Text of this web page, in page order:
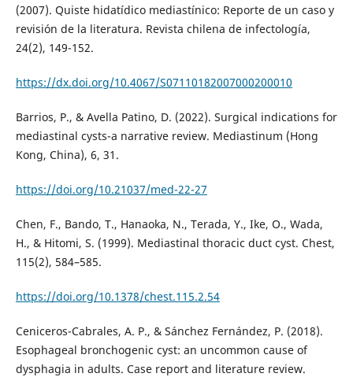
(2007). Quiste hidatídico mediastínico: Reporte de un caso y
revisión de la literatura. Revista chilena de infectología,
24(2), 149-152.
https://dx.doi.org/10.4067/S07110182007000200010
Barrios, P., & Avella Patino, D. (2022). Surgical indications for
mediastinal cysts-a narrative review. Mediastinum (Hong
Kong, China), 6, 31.
https://doi.org/10.21037/med-22-27
Chen, F., Bando, T., Hanaoka, N., Terada, Y., Ike, O., Wada,
H., & Hitomi, S. (1999). Mediastinal thoracic duct cyst. Chest,
115(2), 584–585.
https://doi.org/10.1378/chest.115.2.54
Ceniceros-Cabrales, A. P., & Sánchez Fernández, P. (2018).
Esophageal bronchogenic cyst: an uncommon cause of
dysphagia in adults. Case report and literature review.